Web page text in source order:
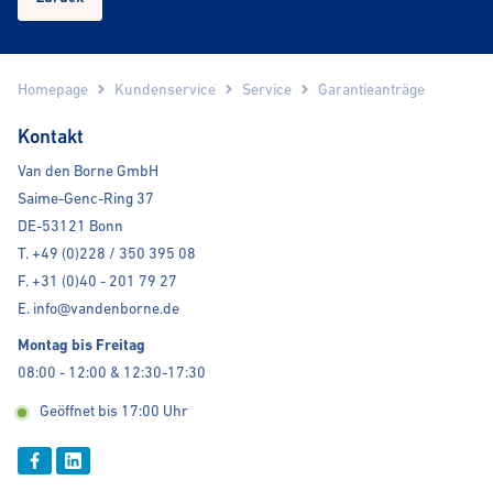
Homepage Kundenservice Service Garantieanträge
Kontakt
Van den Borne GmbH
Saime-Genc-Ring 37
DE-53121 Bonn
T. +49 (0)228 / 350 395 08
F. +31 (0)40 - 201 79 27
E. info@vandenborne.de
Montag bis Freitag
08:00 - 12:00 & 12:30-17:30
Geöffnet bis 17:00 Uhr